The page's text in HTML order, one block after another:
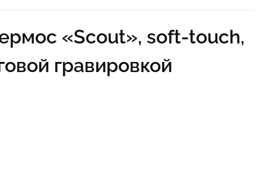
«Scout», soft-touch,
гравировкой